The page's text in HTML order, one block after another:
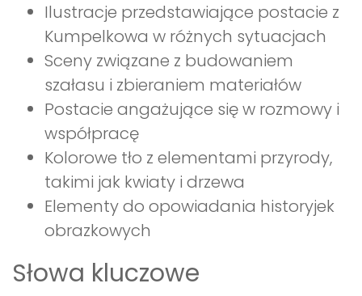
Ilustracje przedstawiające postacie z
Kumpelkowa w różnych sytuacjach
Sceny związane z budowaniem
szałasu i zbieraniem materiałów
Postacie angażujące się w rozmowy i
współpracę
Kolorowe tło z elementami przyrody,
takimi jak kwiaty i drzewa
Elementy do opowiadania historyjek
obrazkowych
Słowa kluczowe